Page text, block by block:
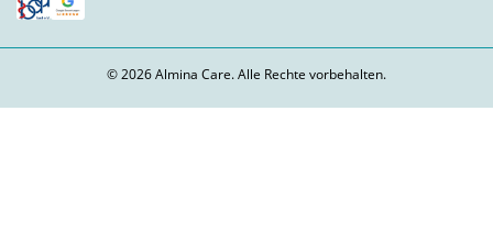
© 2026 Almina Care. Alle Rechte vorbehalten.